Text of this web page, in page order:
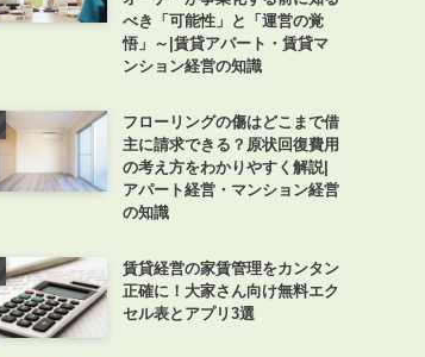
べき「可能性」と「運営の覚
悟」～|賃貸アパート・賃貸マ
ンション経営の知識
フローリングの傷はどこまで借
主に請求できる？原状回復費用
の考え方をわかりやすく解説|
アパート経営・マンション経営
の知識
賃貸経営の家賃管理をカンタン
正確に！大家さん向け無料エク
セル表とアプリ3選